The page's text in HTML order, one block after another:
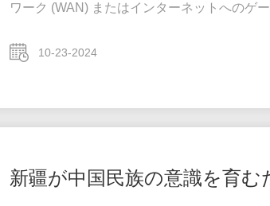
ワーク (WAN) またはインターネットへのゲ
イッチの合計効率的に転送されるトラフィッ
10-23-2024
新疆が中国民族の意識を育